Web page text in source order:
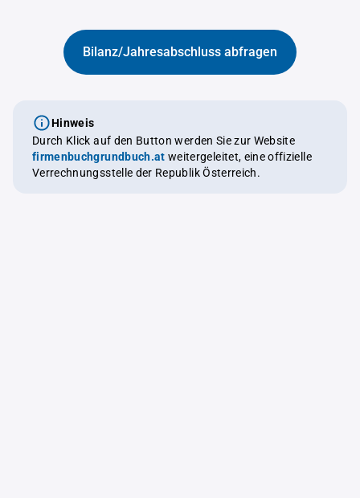
Bilanz/Jahresabschluss abfragen
Hinweis
Durch Klick auf den Button werden Sie zur Website
firmenbuchgrundbuch.at weitergeleitet, eine offizielle
Verrechnungsstelle der Republik Österreich.